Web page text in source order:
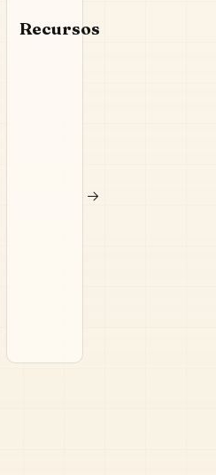
Recursos